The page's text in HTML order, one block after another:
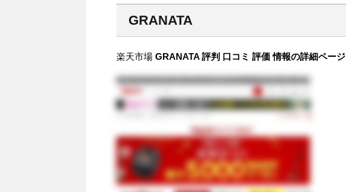
GRANATA
楽天市場 GRANATA 評判 口コミ 評価 情報の詳細ページ